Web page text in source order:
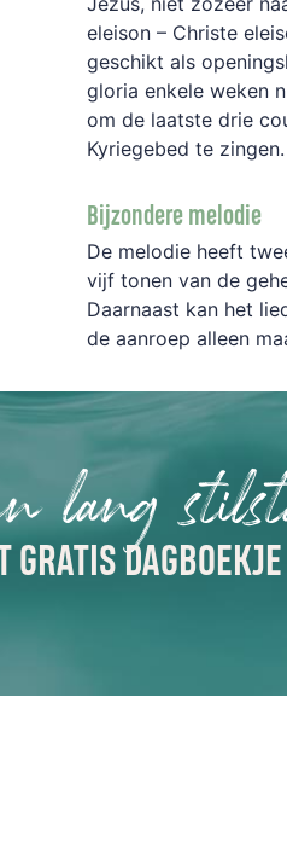
eleison – Christe
geschikt als
gloria enkele weken
om de laatste drie
Kyriegebed te zingen.
Bijzondere melodie
De melodie heeft
vijf tonen van de
Daarnaast kan het
de aanroep alleen
lang
GRATIS DAGBOEKJE